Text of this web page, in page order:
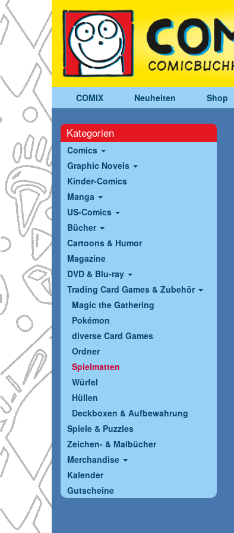
COMIX Neuheiten Shop
Kategorien
Comics
Graphic Novels
Kinder-Comics
Manga
US-Comics
Bücher
Cartoons & Humor
Magazine
DVD & Blu-ray
Trading Card Games & Zubehör
Magic the Gathering
Pokémon
diverse Card Games
Ordner
Spielmatten
Würfel
Hüllen
Deckboxen & Aufbewahrung
Spiele & Puzzles
Zeichen- & Malbücher
Merchandise
Kalender
Gutscheine